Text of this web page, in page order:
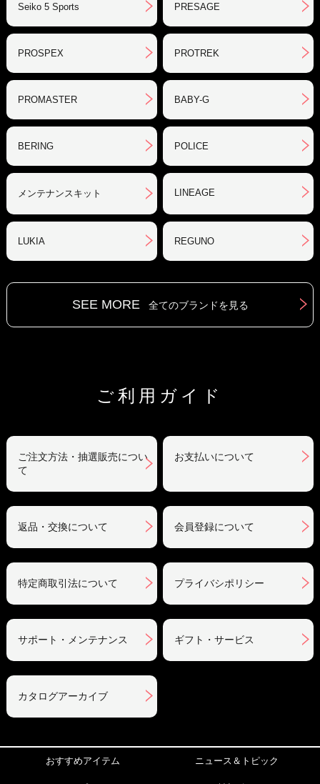
Seiko 5 Sports PRESAGE
PROSPEX PROTREK
PROMASTER BABY-G
BERING POLICE
メンテナンスキット LINEAGE
LUKIA REGUNO
SEE MORE 全てのブランドを見る
ご利用ガイド
ご注文方法・抽選販売につい
て
お支払いについて
返品・交換について 会員登録について
特定商取引法について プライバシポリシー
サポート・メンテナンス ギフト・サービス
カタログアーカイブ
おすすめアイテム ニュース＆トピック